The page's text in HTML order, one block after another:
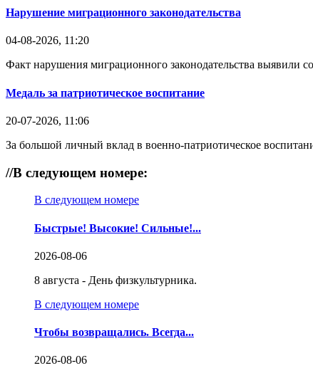
Нарушение миграционного законодательства
04-08-2026, 11:20
Факт нарушения миграционного законодательства
Медаль за патриотическое воспитание
20-07-2026, 11:06
За большой личный вклад в военно-патриотическое
//В следующем номере:
В следующем номере
Быстрые! Высокие! Сильные!...
2026-08-06
8 августа - День физкультурника.
В следующем номере
Чтобы возвращались. Всегда...
2026-08-06